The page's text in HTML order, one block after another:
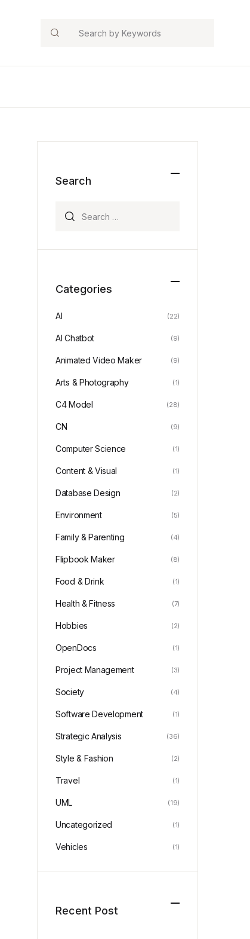
Search
Search
Categories
AI (22)
AI Chatbot (9)
Animated Video Maker (9)
Arts & Photography (1)
C4 Model (28)
CN (9)
Computer Science (1)
Content & Visual (1)
Database Design (2)
Environment (5)
Family & Parenting (4)
Flipbook Maker (8)
Food & Drink (1)
Health & Fitness (7)
Hobbies (2)
OpenDocs (1)
Project Management (3)
Society (4)
Software Development (1)
Strategic Analysis (36)
Style & Fashion (2)
Travel (1)
UML (19)
Uncategorized (1)
Vehicles (1)
Recent Post